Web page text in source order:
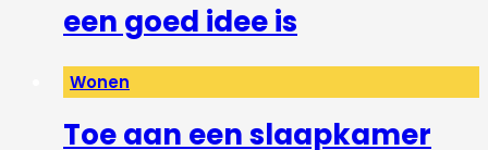
een goed idee is
Wonen
Toe aan een slaapkamer